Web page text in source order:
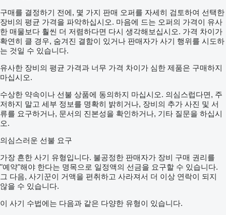
구매를 결정하기 전에, 몇 가지 판매 오퍼를 자세히 검토하여 선택한
장비의 평균 가격을 파악하십시오. 마음에 드는 오퍼의 가격이 유사
한 매물보다 훨씬 더 저렴하다면 다시 생각해보십시오. 가격 차이가
확연히 클 경우, 숨겨진 결함이 있거나 판매자가 사기 행위를 시도하
는 것일 수 있습니다.
유사한 장비의 평균 가격과 너무 가격 차이가 심한 제품은 구매하지
마십시오.
수상한 약속이나 선불 상품에 동의하지 마십시오. 의심스럽다면, 주
저하지 말고 세부 정보를 명확히 밝히거나, 장비의 추가 사진 및 서
류를 요구하거나, 문서의 진본성을 확인하거나, 기타 질문을 하십시
오.
의심스러운 선불 요구
가장 흔한 사기 유형입니다. 불공정한 판매자가 장비 구매 권리를
"예약"해야 한다는 명목으로 일정액의 선금을 요구할 수 있습니다.
그 다음, 사기꾼이 거액을 편취하고 사라져서 더 이상 연락이 되지
않을 수 있습니다.
이 사기 수법에는 다음과 같은 다양한 유형이 있습니다.